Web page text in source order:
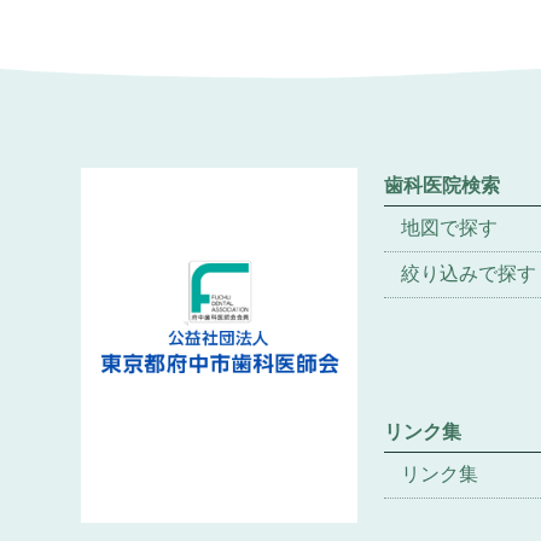
歯科医院検索
地図で探す
絞り込みで探す
リンク集
リンク集